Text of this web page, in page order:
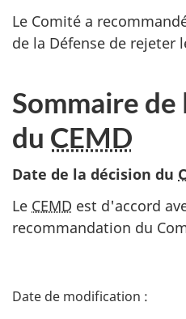
Le Comité a
de la Défense de rejeter
Sommaire de
du CEMD
Date de la décision du
Le CEMD est d'accord
recommandation du
D